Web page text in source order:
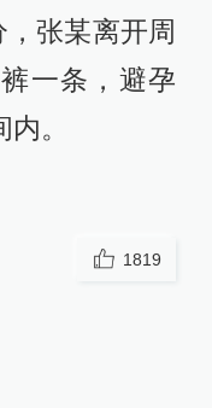
张某离开周
一条，避孕
。
1819